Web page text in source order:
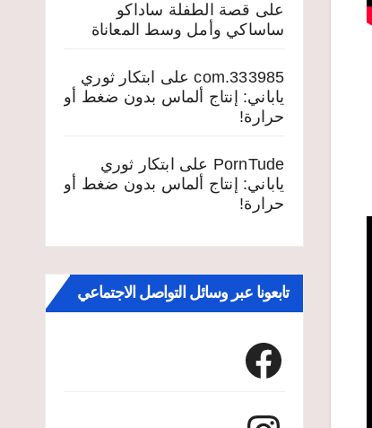
على قصة الطفلة ساداكو
ساساكي وأمل وسط المعاناة
333985.com على
ابتكار ثوري
ياباني: إنتاج ألماس بدون ضغط أو
حرارة!
PornTude على
ابتكار ثوري
ياباني: إنتاج ألماس بدون ضغط أو
حرارة!
تابعونا عبر وسائل التواصل الاجتماعي
Facebook
Instagram